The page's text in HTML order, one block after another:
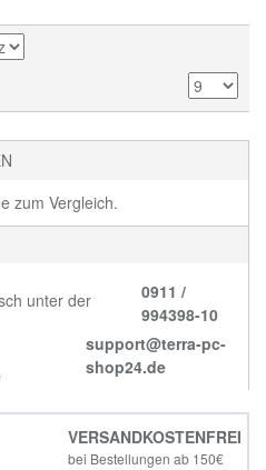
zum Vergleich.
0911 /
994398-10
support@terra-pc-
shop24.de
VERSANDKOSTENFREI
bei Bestellungen ab 150€